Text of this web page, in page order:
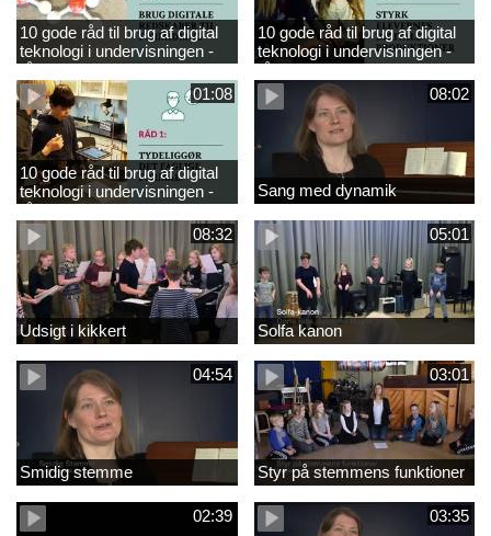
10 gode råd til brug af digital
teknologi i undervisningen -
råd 3
10 gode råd til brug af digital
teknologi i undervisningen -
råd 2
01:08
10 gode råd til brug af digital
teknologi i undervisningen -
råd 1
08:02
Sang med dynamik
08:32
Udsigt i kikkert
05:01
Solfa kanon
04:54
Smidig stemme
03:01
Styr på stemmens funktioner
02:39 03:35